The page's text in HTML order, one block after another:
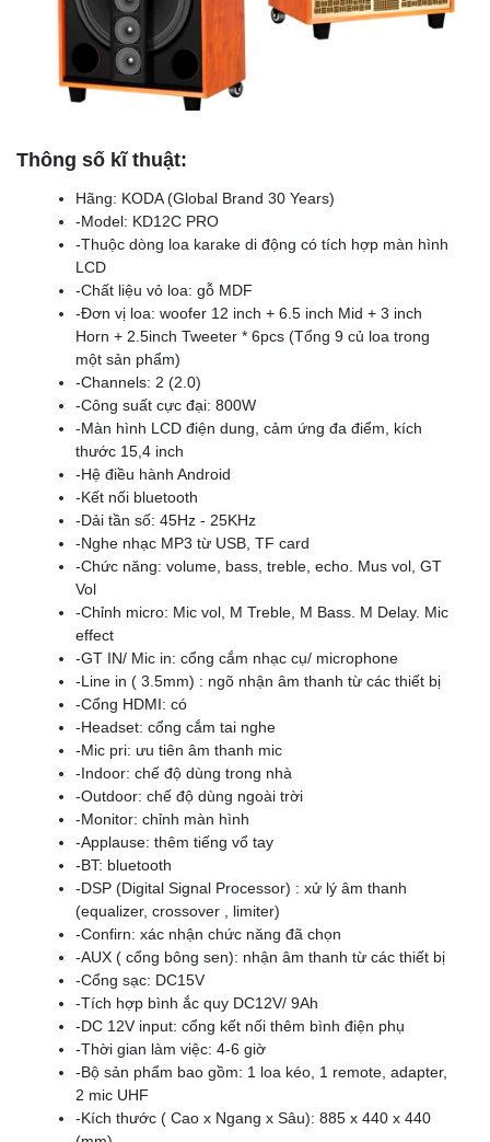
Thông số kĩ thuật:
Hãng: KODA (Global Brand 30 Years)
-Model: KD12C PRO
-Thuộc dòng loa karake di động có tích hợp màn hình
LCD
-Chất liệu vỏ loa: gỗ MDF
-Đơn vị loa: woofer 12 inch + 6.5 inch Mid + 3 inch
Horn + 2.5inch Tweeter * 6pcs (Tổng 9 củ loa trong
một sản phẩm)
-Channels: 2 (2.0)
-Công suất cực đại: 800W
-Màn hình LCD điện dung, cảm ứng đa điểm, kích
thước 15,4 inch
-Hệ điều hành Android
-Kết nối bluetooth
-Dải tần số: 45Hz - 25KHz
-Nghe nhạc MP3 từ USB, TF card
-Chức năng: volume, bass, treble, echo. Mus vol, GT
Vol
-Chỉnh micro: Mic vol, M Treble, M Bass. M Delay. Mic
effect
-GT IN/ Mic in: cổng cắm nhạc cụ/ microphone
-Line in ( 3.5mm) : ngõ nhận âm thanh từ các thiết bị
-Cổng HDMI: có
-Headset: cổng cắm tai nghe
-Mic pri: ưu tiên âm thanh mic
-Indoor: chế độ dùng trong nhà
-Outdoor: chế độ dùng ngoài trời
-Monitor: chỉnh màn hình
-Applause: thêm tiếng vổ tay
-BT: bluetooth
-DSP (Digital Signal Processor) : xử lý âm thanh
(equalizer, crossover , limiter)
-Confirn: xác nhận chức năng đã chọn
-AUX ( cổng bông sen): nhận âm thanh từ các thiết bị
-Cổng sạc: DC15V
-Tích hợp bình ắc quy DC12V/ 9Ah
-DC 12V input: cổng kết nối thêm bình điện phụ
-Thời gian làm việc: 4-6 giờ
-Bộ sản phẩm bao gồm: 1 loa kéo, 1 remote, adapter,
2 mic UHF
-Kích thước ( Cao x Ngang x Sâu): 885 x 440 x 440